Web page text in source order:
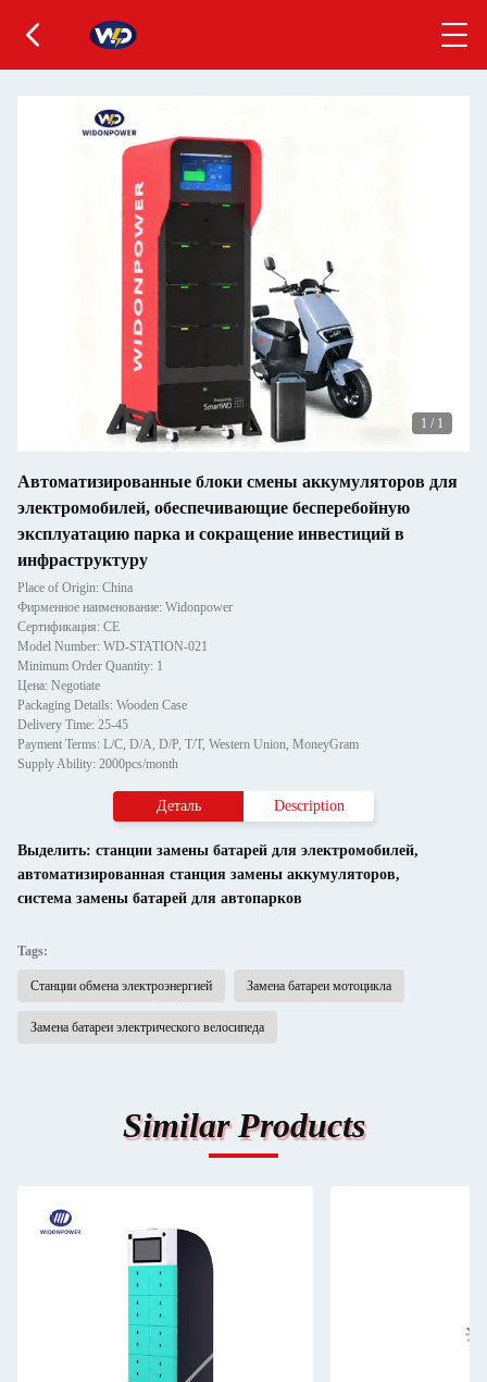
1 / 1
Автоматизированные блоки смены аккумуляторов для
электромобилей, обеспечивающие бесперебойную
эксплуатацию парка и сокращение инвестиций в
инфраструктуру
Place of Origin: China
Фирменное наименование: Widonpower
Сертификация: CE
Model Number: WD-STATION-021
Minimum Order Quantity: 1
Цена: Negotiate
Packaging Details: Wooden Case
Delivery Time: 25-45
Payment Terms: L/C, D/A, D/P, T/T, Western Union, MoneyGram
Supply Ability: 2000pcs/month
Деталь Description
Выделить: станции замены батарей для электромобилей,
автоматизированная станция замены аккумуляторов,
система замены батарей для автопарков
Tags:
Станции обмена электроэнергией Замена батареи мотоцикла
Замена батареи электрического велосипеда
Similar Products